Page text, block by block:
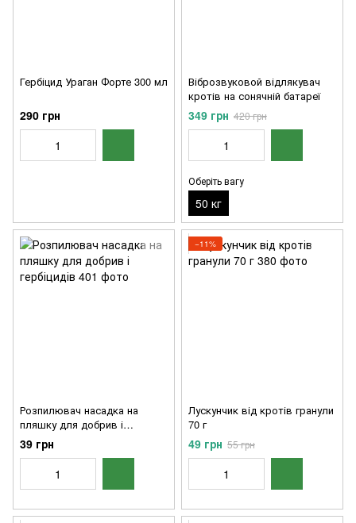
Гербіцид Ураган Форте 300 мл
290 грн
Віброзвуковой відлякувач
кротів на сонячній батареї
349 грн 420 грн
Оберіть вагу
50 кг
Розпилювач насадка на
пляшку для добрив і
гербіцидів
39 грн
−11%
Лускунчик від кротів гранули
70 г
49 грн 55 грн